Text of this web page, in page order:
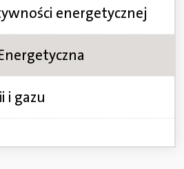
energetycznej
i gazu